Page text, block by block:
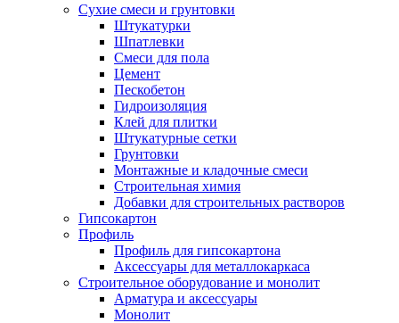
Сухие смеси и грунтовки
Штукатурки
Шпатлевки
Смеси для пола
Цемент
Пескобетон
Гидроизоляция
Клей для плитки
Штукатурные сетки
Грунтовки
Монтажные и кладочные смеси
Строительная химия
Добавки для строительных растворов
Гипсокартон
Профиль
Профиль для гипсокартона
Аксессуары для металлокаркаса
Строительное оборудование и монолит
Арматура и аксессуары
Монолит